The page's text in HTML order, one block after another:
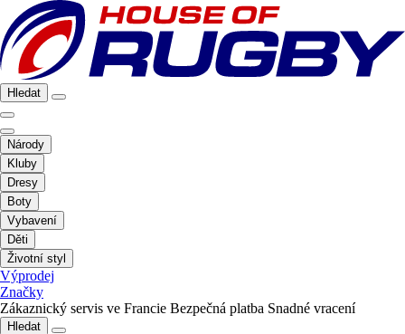
Hledat
Národy
Kluby
Dresy
Boty
Vybavení
Děti
Životní styl
Výprodej
Značky
Zákaznický servis ve Francie Bezpečná platba Snadné vracení
Hledat